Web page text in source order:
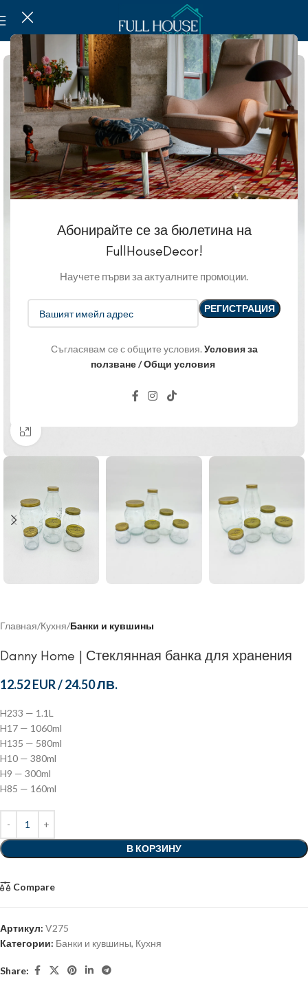
Абонирайте се за бюлетина на
FullHouseDecor!
Научете първи за актуалните промоции.
Съгласявам се с общите условия. Условия за
ползване / Общи условия
Click to enlarge
Главная Кухня Банки и кувшины
Danny Home | Стеклянная банка для хранения
12.52 EUR/24.50 ЛВ.
H233 — 1.1L
H17 — 1060ml
H135 — 580ml
H10 — 380ml
H9 — 300ml
H85 — 160ml
В КОРЗИНУ
Compare
Артикул: V275
Категории: Банки и кувшины, Кухня
Share: